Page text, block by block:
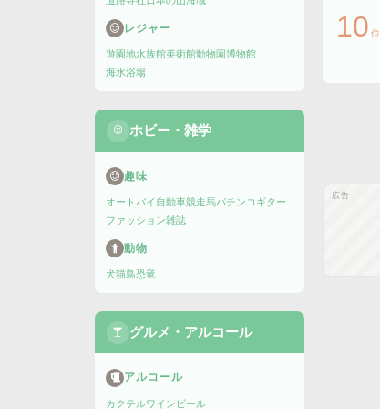
レジャー
遊園地水族館美術館動物園博物館
海水浴場
ホビー・雑学
趣味
オートバイ 自動車競走馬パチンコ ギター
ファッション雑誌
動物
犬猫鳥恐竜
グルメ・アルコール
アルコール
カクテルワイン ビール
10 位
広告